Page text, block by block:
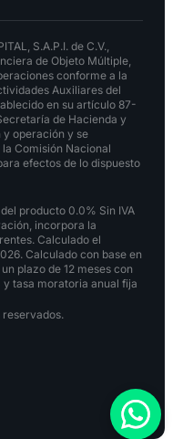
S.A.P.I. de C.V.,
de Objeto Múltiple,
conforme a la
Auxiliares del
en su artículo 87-
de Hacienda y
operación y se
Comisión Nacional
efectos de lo dispuesto
producto 0.0% Sin IVA
incorpora la
Calculado el
Calculado con base en
plazo de 12 meses con
tasa moratoria anual fija